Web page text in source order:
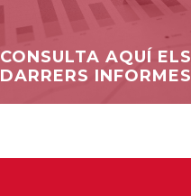
CONSULTA AQUÍ ELS
DARRERS INFORMES